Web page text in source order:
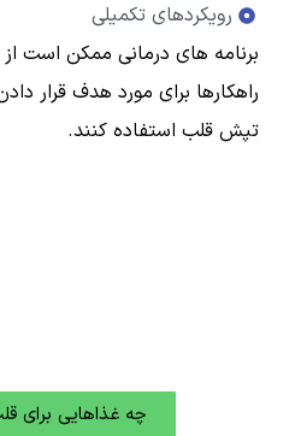
رویکردهای تکمیلی
برنامه های درمانی ممکن است
راهکارها برای مورد هدف قرار
تپش قلب استفاده کنند.
چه غذاهایی برای